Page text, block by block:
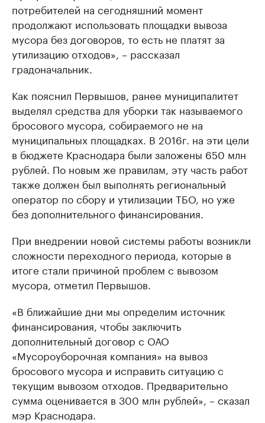
потребителей на сегодняшний момент
продолжают использовать площадки вывоза
мусора без договоров, то есть не платят за
утилизацию отходов», – рассказал
градоначальник.
Как пояснил Первышов, ранее муниципалитет
выделял средства для уборки так называемого
бросового мусора, собираемого не на
муниципальных площадках. В 2016г. на эти цели
в бюджете Краснодара были заложены 650 млн
рублей. По новым же правилам, эту часть работ
также должен был выполнять региональный
оператор по сбору и утилизации ТБО, но уже
без дополнительного финансирования.
При внедрении новой системы работы возникли
сложности переходного периода, которые в
итоге стали причиной проблем с вывозом
мусора, отметил Первышов.
«В ближайшие дни мы определим источник
финансирования, чтобы заключить
дополнительный договор с ОАО
«Мусороуборочная компания» на вывоз
бросового мусора и исправить ситуацию с
текущим вывозом отходов. Предварительно
сумма оценивается в 300 млн рублей», – сказал
мэр Краснодара.